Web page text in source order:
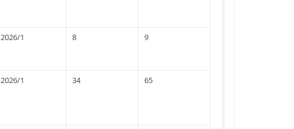
2026/1 8 9
2026/1 34 65